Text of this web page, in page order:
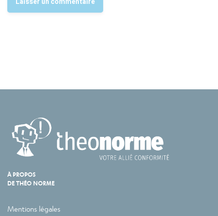
À PROPOS
DE THÉO NORME
Mentions légales